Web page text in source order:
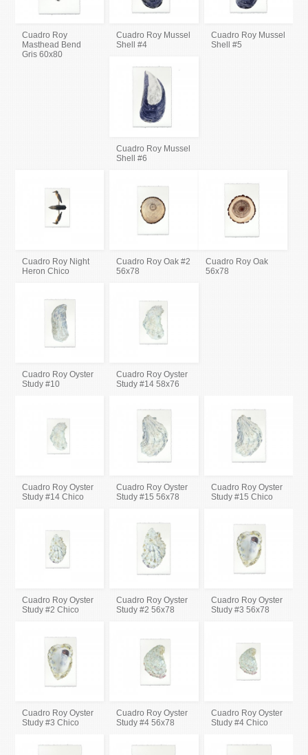
Cuadro Roy
Masthead Bend
Gris 60x80
Cuadro Roy Mussel
Shell #4
Cuadro Roy Mussel
Shell #5
Cuadro Roy Mussel
Shell #6
Cuadro Roy Night
Heron Chico
Cuadro Roy Oak #2
56x78
Cuadro Roy Oak
56x78
Cuadro Roy Oyster
Study #10
Cuadro Roy Oyster
Study #14 58x76
Cuadro Roy Oyster
Study #14 Chico
Cuadro Roy Oyster
Study #15 56x78
Cuadro Roy Oyster
Study #15 Chico
Cuadro Roy Oyster
Study #2 Chico
Cuadro Roy Oyster
Study #2 56x78
Cuadro Roy Oyster
Study #3 56x78
Cuadro Roy Oyster
Study #3 Chico
Cuadro Roy Oyster
Study #4 56x78
Cuadro Roy Oyster
Study #4 Chico